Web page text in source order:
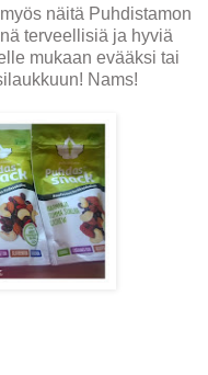
näitä Puhdistamon
terveellisiä ja hyviä
mukaan evääksi tai
Nams!